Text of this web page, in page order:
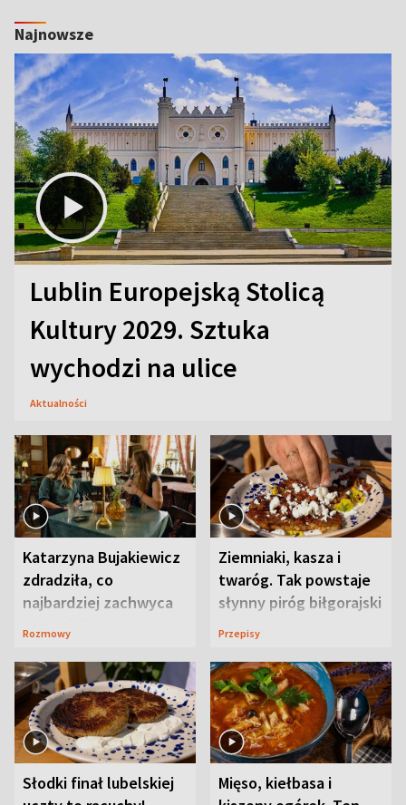
Najnowsze
Lublin Europejską Stolicą
Kultury 2029. Sztuka
wychodzi na ulice
Aktualności
Katarzyna Bujakiewicz
zdradziła, co
najbardziej zachwyca
ją w Lublinie
Rozmowy
Ziemniaki, kasza i
twaróg. Tak powstaje
słynny piróg biłgorajski
Przepisy
Słodki finał lubelskiej
Mięso, kiełbasa i